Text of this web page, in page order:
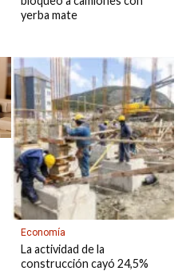
yerba mate
Economía
La actividad de la
construcción cayó 24,5%